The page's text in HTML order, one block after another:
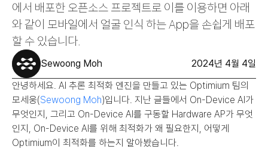
에서 배포한 오픈소스 프로젝트로 이를 이용하면 아래
와 같이 모바일에서 얼굴 인식 하는 App을 손쉽게 배포
할 수 있습니다.
Sewoong Moh
2024년 4월 4일
안녕하세요. AI 추론 최적화 엔진을 만들고 있는 Optimium 팀의
모세웅(Sewoong Moh)입니다. 지난 글들에서 On-Device AI가
무엇인지, 그리고 On-Device AI를 구동할 Hardware AP가 무엇
인지, On-Device AI를 위해 최적화가 왜 필요한지, 어떻게
Optimium이 최적화를 하는지 알아봤습니다.